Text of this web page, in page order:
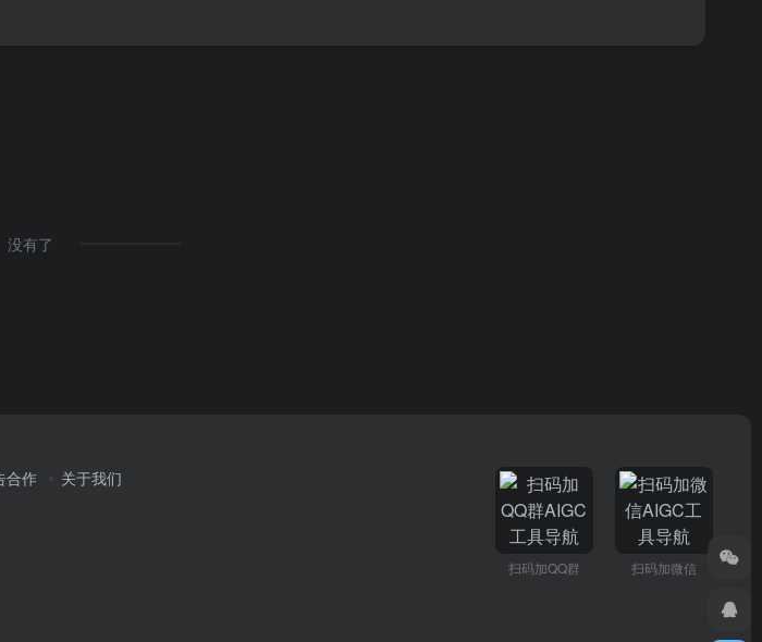
没有了
合作 关于我们
扫码加QQ群 扫码加微信